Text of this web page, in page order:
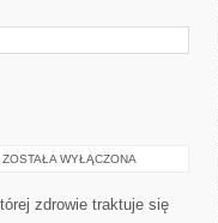
HYDROTERAPIA
ZOSTAŁA WYŁĄCZONA
zdrowie traktuje się